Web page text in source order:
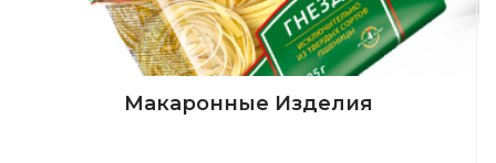
Макаронные Изделия